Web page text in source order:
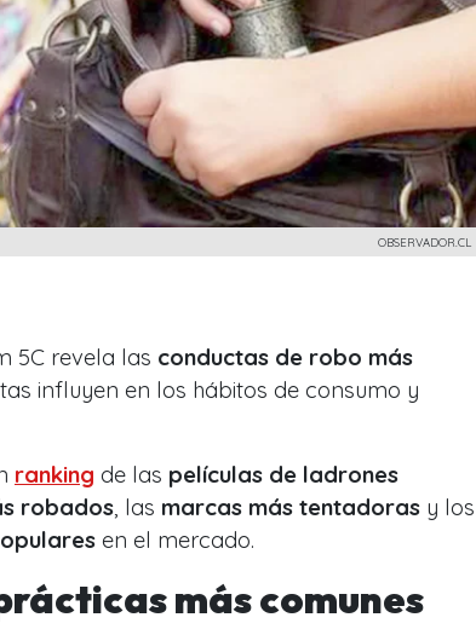
OBSERVADOR.CL
5C revela las conductas de robo más
influyen en los hábitos de consumo y
ranking de las películas de ladrones
robados , las marcas más tentadoras y los
en el mercado.
más comunes